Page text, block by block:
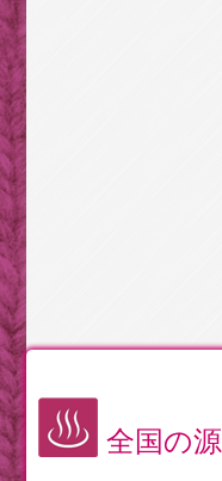
全国の